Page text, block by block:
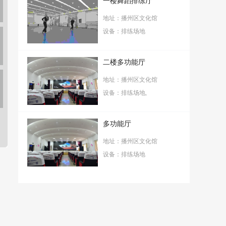
地址：播州区文化馆
设备：排练场地
二楼多功能厅
地址：播州区文化馆
设备：排练场地,
多功能厅
地址：播州区文化馆
设备：排练场地